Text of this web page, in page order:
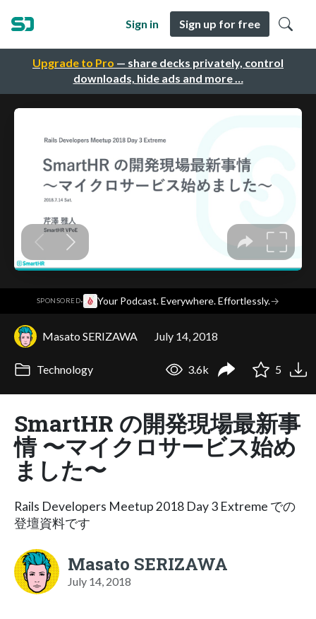
Upgrade to Pro — share decks privately, control
downloads, hide ads and more …
Sign in Sign up for free
SPONSORED· Your Podcast. Everywhere. Effortlessly.→
Masato SERIZAWA July 14, 2018
Technology 3.6k 5
SmartHR の開発現場最新事
情 〜マイクロサービス始め
ました〜
Rails Developers Meetup 2018 Day 3 Extreme での
登壇資料です
Masato SERIZAWA
July 14, 2018